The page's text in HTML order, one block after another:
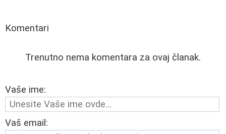
Komentari
Trenutno nema komentara za ovaj članak.
Vaše ime:
Vaš email: